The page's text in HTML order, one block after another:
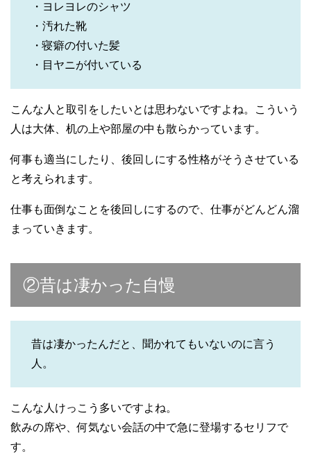
・ヨレヨレのシャツ
・汚れた靴
・寝癖の付いた髪
・目ヤニが付いている
こんな人と取引をしたいとは思わないですよね。こういう
人は大体、机の上や部屋の中も散らかっています。
何事も適当にしたり、後回しにする性格がそうさせている
と考えられます。
仕事も面倒なことを後回しにするので、仕事がどんどん溜
まっていきます。
②昔は凄かった自慢
昔は凄かったんだと、聞かれてもいないのに言う
人。
こんな人けっこう多いですよね。
飲みの席や、何気ない会話の中で急に登場するセリフで
す。